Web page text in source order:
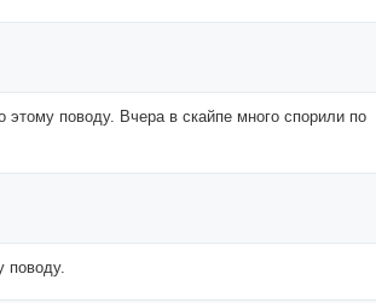
поводу. Вчера в скайпе много спорили по
поводу.